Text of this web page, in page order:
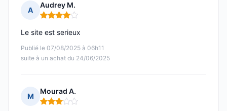
A
Audrey M.
Note : 4 sur 5
Publié le 07/08/2025 à 06h11
suite à un achat du 24/06/2025
Le site est serieux
M
Mourad A.
Note : 3 sur 5